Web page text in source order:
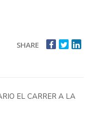
SHARE
EL CARRER A LA